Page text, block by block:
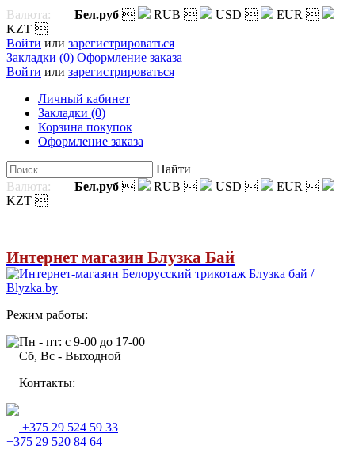
Валюта: Бел.руб  RUB  USD  EUR 
KZT 
Войти или зарегистрироваться
Закладки (0) Оформление заказа
Войти или зарегистрироваться
Личный кабинет
Закладки (0)
Корзина покупок
Оформление заказа
Найти
Валюта:
Бел.руб  RUB  USD  EUR 
KZT 
Интернет магазин Блузка Бай
Режим работы:
Пн - пт: с 9-00 до 17-00
Сб, Вс - Выходной
Контакты:
+375 29 524 59 33
+375 29 520 84 64